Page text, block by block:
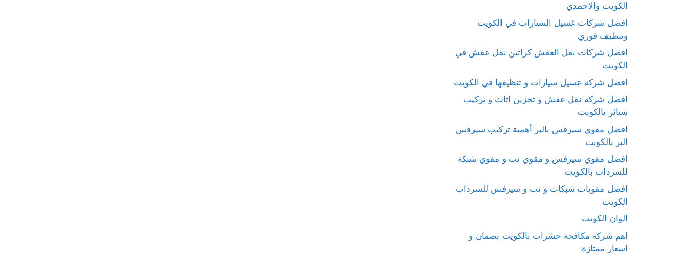
الكويت والاحمدي
افضل شركات غسيل السيارات في الكويت
وتنظيف فوري
افضل شركات نقل العفش كراتين نقل عفش في
الكويت
افضل شركة غسيل سيارات و تنظيفها في الكويت
افضل شركة نقل عفش و تخزين اثاث و تركيب
ستائر بالكويت
افضل مقوي سيرفس بالبر أهمية تركيب سيرفس
البر بالكويت
افضل مقوي سيرفس و مقوي نت و مقوي شبكة
للسرداب بالكويت
افضل مقويات شبكات و نت و سيرفس للسرداب
الكويت
الوان الكويت
اهم شركة مكافحة حشرات بالكويت بضمان و
اسعار ممتازة